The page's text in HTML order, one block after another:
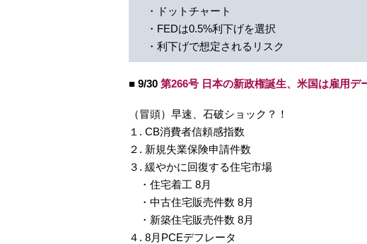
・ドットチャート
・FEDは0.5%利下げを選択
・利下げで想定されるリスク
■ 9/30 第266号 日本の新政権誕生、米国は雇用デ
（冒頭）早速、石破ショック？！
１. CB消費者信頼感指数
２. 新規失業保険申請件数
３. 緩やかに回復する住宅市場
・住宅着工 8月
・中古住宅販売件数 8月
・新築住宅販売件数 8月
４. 8月PCEデフレータ